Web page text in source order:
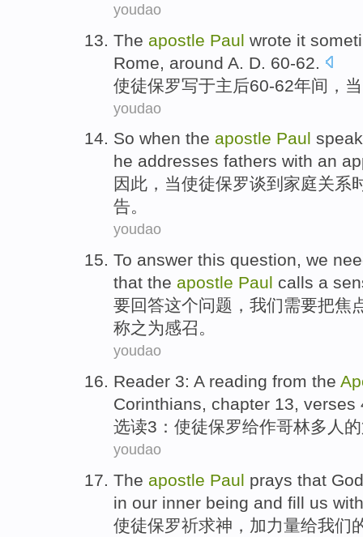
youdao
The apostle Paul wrote it
Rome , around A. D. 60-62.
使徒保罗写于主后60-62年间，
youdao
So when the apostle Paul
he addresses fathers with an
因此 ， 当使徒保罗谈到 家庭关系
告。
youdao
To answer this question, we
that the apostle Paul calls a
要回答这个问题 ， 我们需要把焦
称之为感召。
youdao
Reader 3: A reading from the
Corinthians, chapter 13, verses
选读3 ： 使徒保罗给作哥林多人的
youdao
The apostle Paul prays that God
in our inner being and fill us
使徒保罗祈求神 ，加力量给我们